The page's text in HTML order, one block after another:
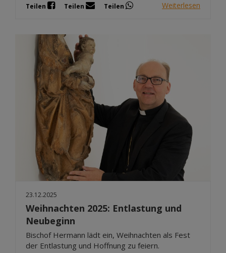
Teilen Teilen Teilen Weiterlesen
23.12.2025
Weihnachten 2025: Entlastung und
Neubeginn
Bischof Hermann lädt ein, Weihnachten als Fest
der Entlastung und Hoffnung zu feiern.